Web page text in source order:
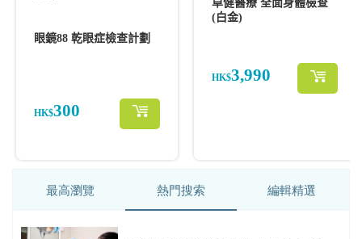
最高瀏覽 熱門搜索 編輯精選